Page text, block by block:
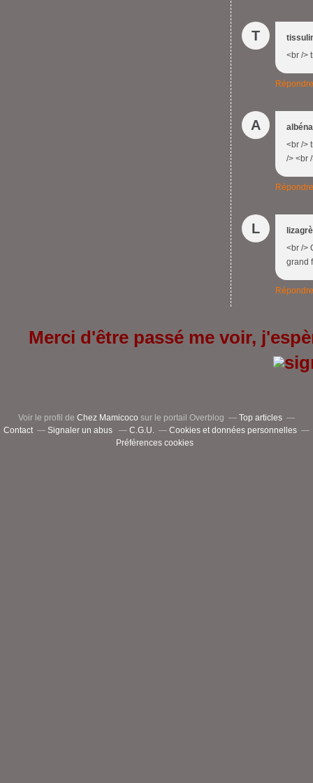
T
<br />
Répondre
A
albéna
<br />
/> <br
Répondre
L
<br />
grand
Répondre
Merci d'être passé me voir,
Voir le profil de Chez Mamicoco sur le portail Overblog
Top articles
Contact
Signaler un abus C.G.U.
Cookies et données personnelles
Préférences cookies